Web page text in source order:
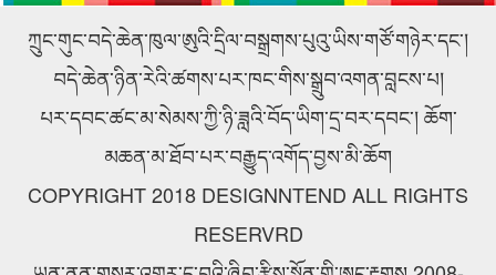
ཕེབས་ནས་བརྟག་དཔྱད་གནང་བ།
འཚོགས།
ཀྲུང་གུང་བདེ་ཆེན་ཁུལ་ཨུའི་དྲིལ་བསྒྲགས་པུའུ་ཡིས་གཙོ་གཉེར་དང་།
བདེ་ཆེན་ཉིན་རེའི་ཚགས་པར་ཁང་གིས་སྒྲུབ་འགན་བླངས་པ།
པར་དབང་ཚང་མ་སེམས་ཀྱི་ཉི་ཟླའི་བོད་ཡིག་དྲ་བར་དབང་། ཆོག་
མཆན་མ་ཐོབ་པར་བརྒྱུད་འགོད་བྱས་མི་ཆོག
COPYRIGHT 2018 DESIGNNTEND ALL RIGHTS
RESERVRD